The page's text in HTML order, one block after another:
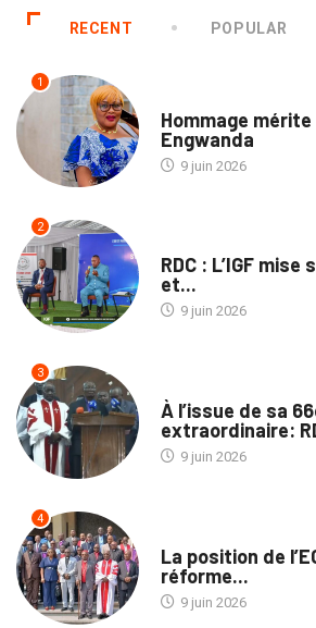
RECENT
POPULAR
1
Hommage
Engwanda
9 juin 2026
2
RDC : L’IGF
et...
9 juin 2026
3
À l’issue de sa
extraordinaire:
9 juin 2026
4
La position de
réforme...
9 juin 2026